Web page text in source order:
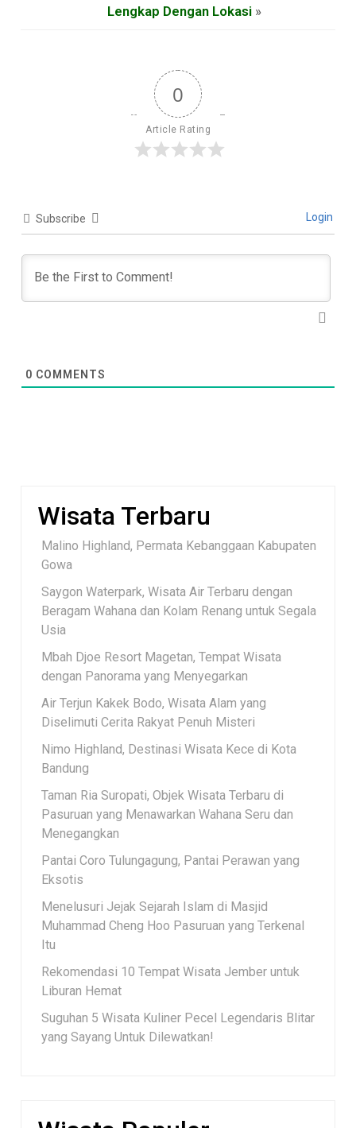
Lengkap Dengan Lokasi»
0
Article Rating
Subscribe Login
0 COMMENTS
Wisata Terbaru
Malino Highland, Permata Kebanggaan Kabupaten
Gowa
Saygon Waterpark, Wisata Air Terbaru dengan
Beragam Wahana dan Kolam Renang untuk Segala
Usia
Mbah Djoe Resort Magetan, Tempat Wisata
dengan Panorama yang Menyegarkan
Air Terjun Kakek Bodo, Wisata Alam yang
Diselimuti Cerita Rakyat Penuh Misteri
Nimo Highland, Destinasi Wisata Kece di Kota
Bandung
Taman Ria Suropati, Objek Wisata Terbaru di
Pasuruan yang Menawarkan Wahana Seru dan
Menegangkan
Pantai Coro Tulungagung, Pantai Perawan yang
Eksotis
Menelusuri Jejak Sejarah Islam di Masjid
Muhammad Cheng Hoo Pasuruan yang Terkenal
Itu
Rekomendasi 10 Tempat Wisata Jember untuk
Liburan Hemat
Suguhan 5 Wisata Kuliner Pecel Legendaris Blitar
yang Sayang Untuk Dilewatkan!